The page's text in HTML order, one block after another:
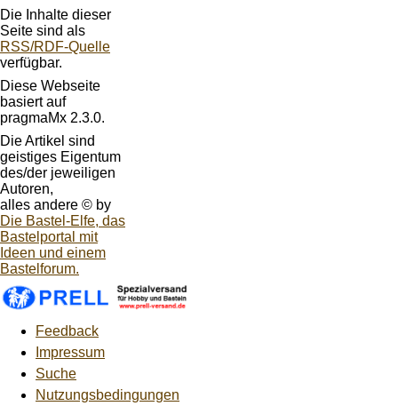
Die Inhalte dieser
Seite sind als
RSS/RDF-Quelle
verfügbar.
Diese Webseite
basiert auf
pragmaMx 2.3.0.
Die Artikel sind
geistiges Eigentum
des/der jeweiligen
Autoren,
alles andere © by
Die Bastel-Elfe, das
Bastelportal mit
Ideen und einem
Bastelforum.
Feedback
Impressum
Suche
Nutzungsbedingungen